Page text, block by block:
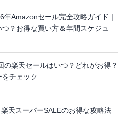
年Amazonセール完全攻略ガイド｜
？お得な買い方＆年間スケジュ
の楽天セールはいつ？どれがお得？
チェック
楽天スーパーSALEのお得な攻略法